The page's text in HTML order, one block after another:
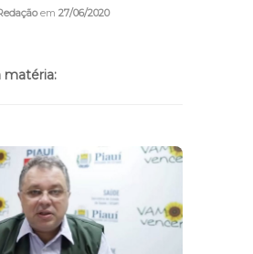
em 27/06/2020
matéria: